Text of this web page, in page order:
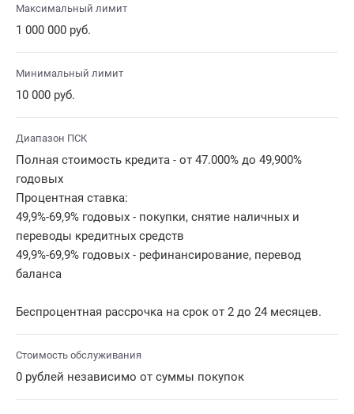
Максимальный лимит
1 000 000 руб.
Минимальный лимит
10 000 руб.
Диапазон ПСК
Полная стоимость кредита - от 47.000% до 49,900%
годовых
Процентная ставка:
49,9%-69,9% годовых - покупки, снятие наличных и
переводы кредитных средств
49,9%-69,9% годовых - рефинансирование, перевод
баланса
Беспроцентная рассрочка на срок от 2 до 24 месяцев.
Стоимость обслуживания
0 рублей независимо от суммы покупок